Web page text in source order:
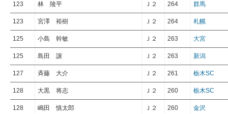
123 林 陵平 Ｊ２ 264 群馬
123 宮澤 裕樹 Ｊ２ 264 札幌
125 小島 幹敏 Ｊ２ 263 大宮
125 島田 譲 Ｊ２ 263 新潟
127 斉藤 大介 Ｊ２ 261 栃木SC
128 大黒 将志 Ｊ２ 260 栃木SC
128 嶋田 慎太郎 Ｊ２ 260 金沢